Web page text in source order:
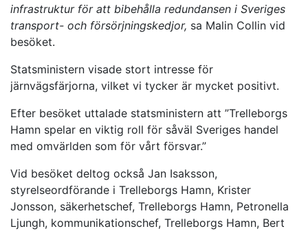
infrastruktur för att bibehålla redundansen i Sveriges
transport- och försörjningskedjor, sa Malin Collin vid
besöket.
Statsministern visade stort intresse för
järnvägsfärjorna, vilket vi tycker är mycket positivt.
Efter besöket uttalade statsministern att ”Trelleborgs
Hamn spelar en viktig roll för såväl Sveriges handel
med omvärlden som för vårt försvar.”
Vid besöket deltog också Jan Isaksson,
styrelseordförande i Trelleborgs Hamn, Krister
Jonsson, säkerhetschef, Trelleborgs Hamn, Petronella
Ljungh, kommunikationschef, Trelleborgs Hamn, Bert